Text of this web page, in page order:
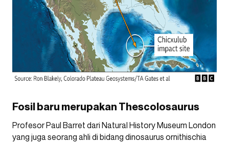
Fosil baru merupakan Thescolosaurus
Profesor Paul Barret dari Natural History Museum London
yang juga seorang ahli di bidang dinosaurus ornithischia